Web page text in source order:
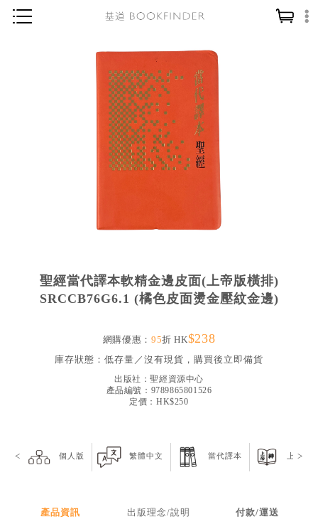
神學／教義
讀經／研經
教會事工
社會／倫理
哲學／宗教比較
見證／傳記
文藝／勵志
禮品專區
暢銷榜
聖經當代譯本軟精金邊皮面(上帝版橫排)
SRCCB76G6.1 (橘色皮面燙金壓紋金邊)
網購優惠： 95折 HK$238
庫存狀態： 低存量／沒有現貨，購買後立即備貨
出版社：聖經資源中心
產品編號：9789865801526
定價：HK$250
個人版 繁體中文 當代譯本 上帝版
< >
產品資訊 出版理念/說明 付款/運送